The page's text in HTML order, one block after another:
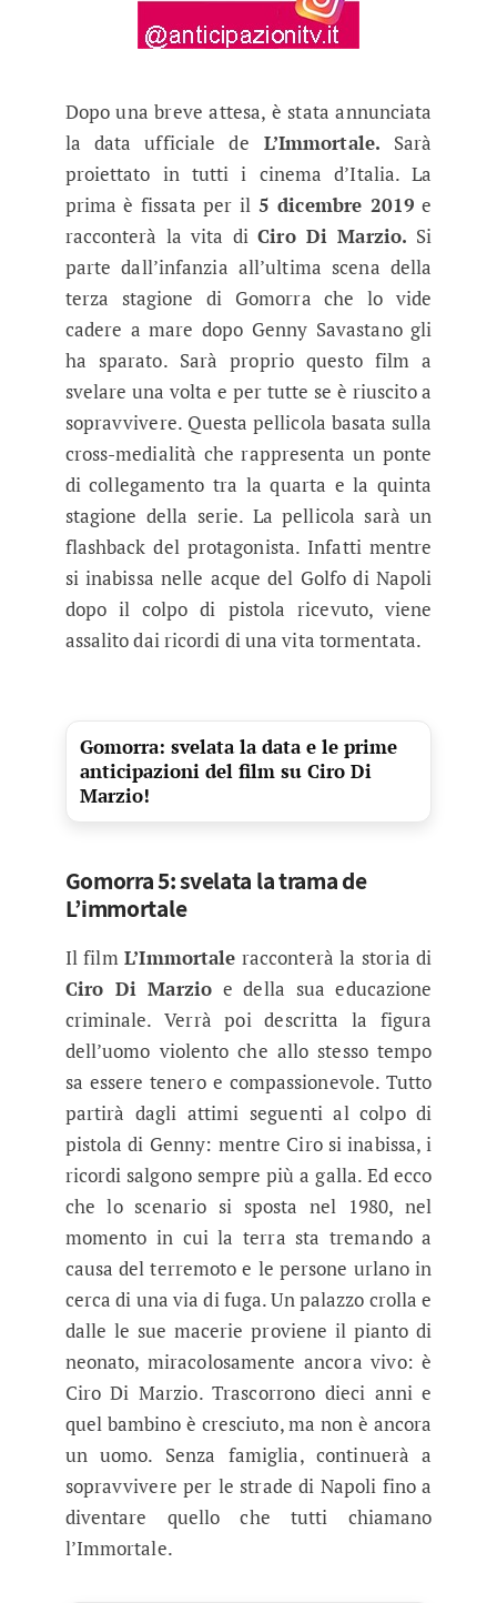
Dopo una breve attesa, è stata annunciata
la data ufficiale de L’Immortale. Sarà
proiettato in tutti i cinema d’Italia. La
prima è fissata per il 5 dicembre 2019 e
racconterà la vita diCiro Di Marzio. Si
parte dall’infanzia all’ultima scena della
terza stagione di Gomorra che lo vide
cadere a mare dopo Genny Savastano gli
ha sparato. Sarà proprio questo film a
svelare una volta e per tutte se è riuscito a
sopravvivere. Questa pellicola basata sulla
cross-medialità che rappresenta un ponte
di collegamento tra la quarta e la quinta
stagione della serie. La pellicola sarà un
flashback del protagonista. Infatti mentre
si inabissa nelle acque del Golfo di Napoli
dopo il colpo di pistola ricevuto, viene
assalito dai ricordi di una vita tormentata.
Gomorra: svelata la data e le prime
anticipazioni del film su Ciro Di
Marzio!
Gomorra 5: svelata la trama de
L’immortale
Il filmL’Immortale racconterà la storia di
Ciro Di Marzio e della sua educazione
criminale. Verrà poi descritta la figura
dell’uomo violento che allo stesso tempo
sa essere tenero e compassionevole. Tutto
partirà dagli attimi seguenti al colpo di
pistola di Genny: mentre Ciro si inabissa, i
ricordi salgono sempre più a galla. Ed ecco
che lo scenario si sposta nel 1980, nel
momento in cui la terra sta tremando a
causa del terremoto e le persone urlano in
cerca di una via di fuga. Un palazzo crolla e
dalle le sue macerie proviene il pianto di
neonato, miracolosamente ancora vivo: è
Ciro Di Marzio. Trascorrono dieci anni e
quel bambino è cresciuto, ma non è ancora
un uomo. Senza famiglia, continuerà a
sopravvivere per le strade di Napoli fino a
diventare quello che tutti chiamano
l’Immortale.